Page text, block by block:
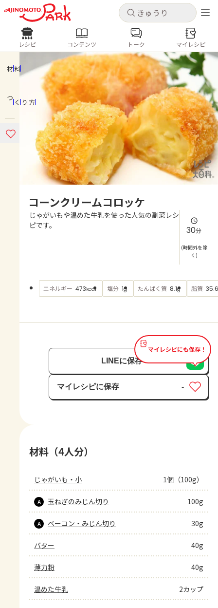
キャンセル
ログインするとレシピを保存できます
ログイン 新規登録
ホーム
コンテンツ
レシピ
よくあるお問い合わせ
キャンセル
レシピ コンテンツ
人気の食材・レシピ
きゅうり なす トマト
とうもろこし
ピーマン
みょうが ゴーヤ
レシピ コンテンツ トーク マイレシピ
材料
つくり方
コーンクリームコロッケ
じゃがいもや温めた牛乳を使った人気の副菜レシ
ピです。
30分
(時間外を除
く)
エネルギー 473kcal 塩分 1g たんぱく質 8.1g 脂質 35.6
マイレシピにも保存！
LINEに保存
マイレシピに保存
保存済み
-
材料（4人分）
じゃがいも・小 1個（100g）
A 玉ねぎのみじん切り 100g
A ベーコン・みじん切り 30g
バター 40g
薄力粉 40g
温めた牛乳 2カップ